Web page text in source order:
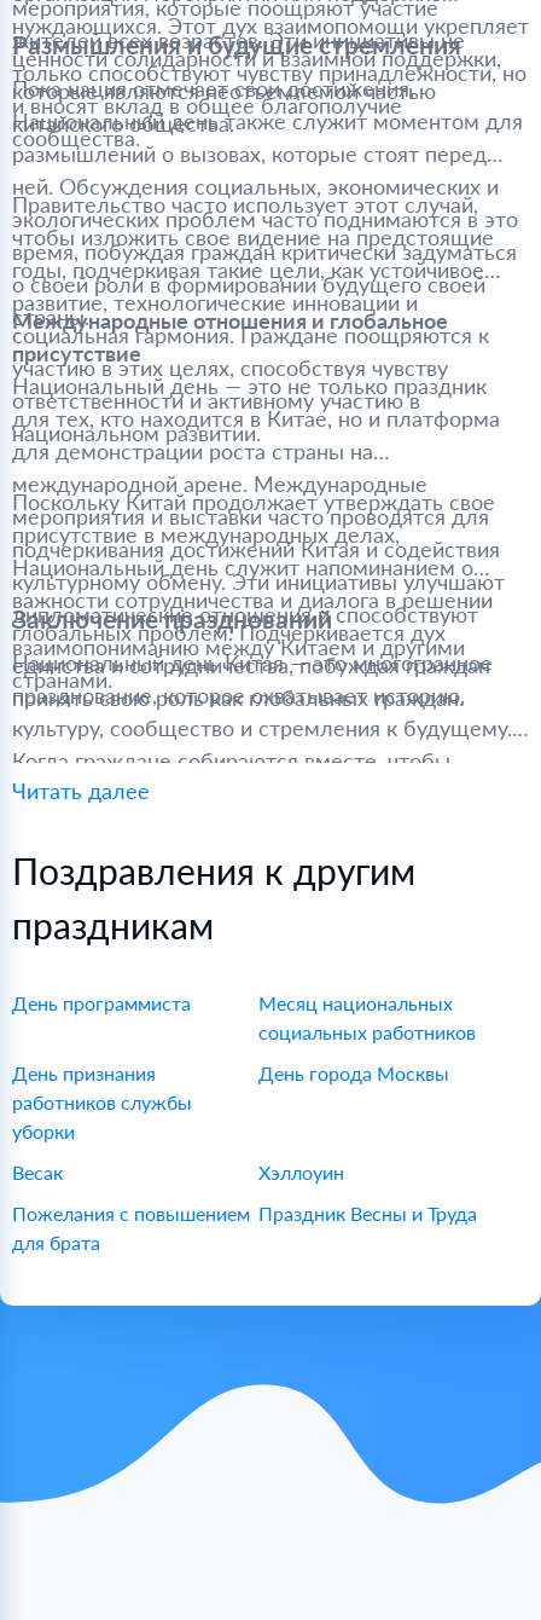
мероприятия, которые поощряют участие
жителей всех возрастов. Эти инициативы не
только способствуют чувству принадлежности, но
и вносят вклад в общее благополучие
сообщества.
нуждающихся. Этот дух взаимопомощи укрепляет
ценности солидарности и взаимной поддержки,
которые являются неотъемлемой частью
китайского общества.
Размышления и будущие стремления
Пока нация отмечает свои достижения,
Национальный день также служит моментом для
размышлений о вызовах, которые стоят перед
ней. Обсуждения социальных, экономических и
экологических проблем часто поднимаются в это
время, побуждая граждан критически задуматься
о своей роли в формировании будущего своей
страны.
Правительство часто использует этот случай,
чтобы изложить свое видение на предстоящие
годы, подчеркивая такие цели, как устойчивое
развитие, технологические инновации и
социальная гармония. Граждане поощряются к
участию в этих целях, способствуя чувству
ответственности и активному участию в
национальном развитии.
Международные отношения и глобальное
присутствие
Национальный день — это не только праздник
для тех, кто находится в Китае, но и платформа
для демонстрации роста страны на
международной арене. Международные
мероприятия и выставки часто проводятся для
подчеркивания достижений Китая и содействия
культурному обмену. Эти инициативы улучшают
дипломатические отношения и способствуют
взаимопониманию между Китаем и другими
странами.
Поскольку Китай продолжает утверждать свое
присутствие в международных делах,
Национальный день служит напоминанием о
важности сотрудничества и диалога в решении
глобальных проблем. Подчеркивается дух
единства и сотрудничества, побуждая граждан
принять свою роль как глобальных граждан.
Заключение празднований
Национальный день Китая — это многогранное
празднование, которое охватывает историю,
культуру, сообщество и стремления к будущему.
Когда граждане собираются вместе, чтобы
почтить свое наследие и размышлять о своем
резонирует в сердцах людей. Празднования не
только отмечают прошлое, но и вдохновляют
надежду и решимость на будущее, укрепляя
Читать далее
Поздравления к другим
праздникам
День программиста
Месяц национальных
социальных работников
День признания
работников службы
уборки
День города Москвы
Весак
Хэллоуин
Пожелания с повышением
для брата
Праздник Весны и Труда